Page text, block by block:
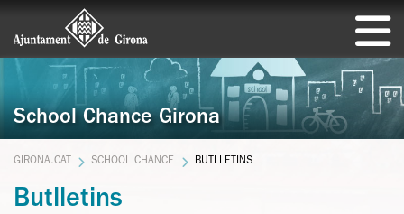
School Chance Girona
GIRONA.CAT SCHOOL CHANCE BUTLLETINS
Butlletins